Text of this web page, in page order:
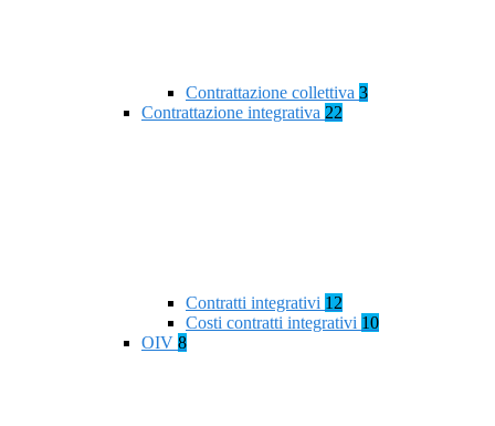
Contrattazione collettiva 3
Contrattazione integrativa 22
Contratti integrativi 12
Costi contratti integrativi 10
OIV 8